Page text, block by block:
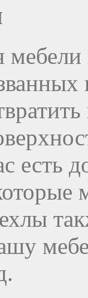
есть